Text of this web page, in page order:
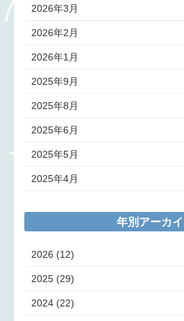
2026年3月
2026年2月
2026年1月
2025年9月
2025年8月
2025年6月
2025年5月
2025年4月
年別アーカ
2026 (12)
2025 (29)
2024 (22)